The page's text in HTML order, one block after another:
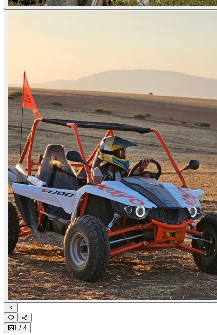
1 / 4